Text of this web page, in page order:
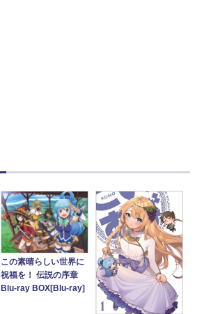
この素晴らしい世界に
祝福を！ 伝説の序章
Blu-ray BOX[Blu-ray]